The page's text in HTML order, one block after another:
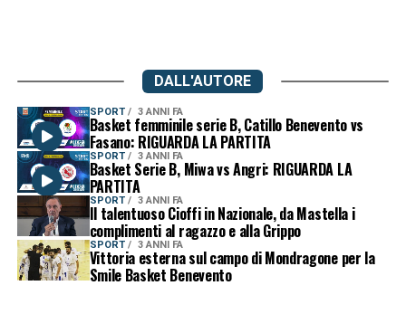
DALL'AUTORE
SPORT 3 ANNI FA
Basket femminile serie B, Catillo Benevento vs
Fasano: RIGUARDA LA PARTITA
SPORT 3 ANNI FA
Basket Serie B, Miwa vs Angri: RIGUARDA LA
PARTITA
SPORT 3 ANNI FA
Il talentuoso Cioffi in Nazionale, da Mastella i
complimenti al ragazzo e alla Grippo
SPORT 3 ANNI FA
Vittoria esterna sul campo di Mondragone per la
Smile Basket Benevento